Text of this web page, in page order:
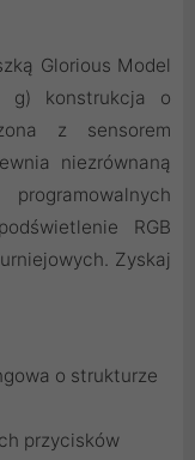
Glorious Model
g) konstrukcja o
z sensorem
niezrównaną
RGB
Zyskaj
o strukturze
przycisków